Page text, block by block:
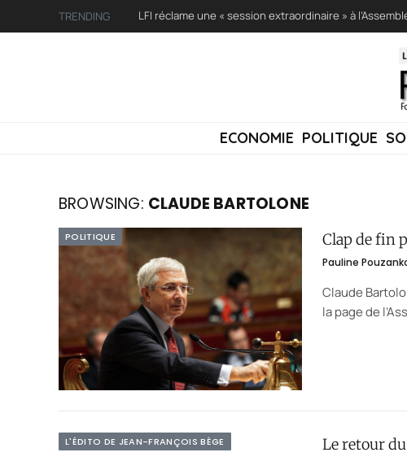
TRENDING
ECONOMIE POLITIQUE
BROWSING: CLAUDE BARTOLONE
POLITIQUE Clap de fin
Pauline
Claude
la page de
L'ÉDITO DE JEAN-FRANÇOIS BÈGE Le retour